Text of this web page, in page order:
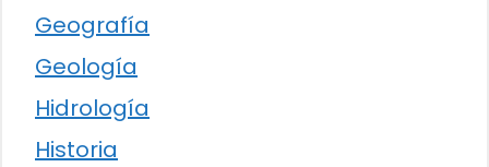
Geografía
Geología
Hidrología
Historia